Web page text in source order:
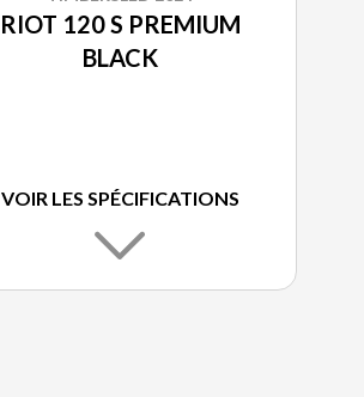
RIOT 120 S PREMIUM
BLACK
VOIR LES SPÉCIFICATIONS